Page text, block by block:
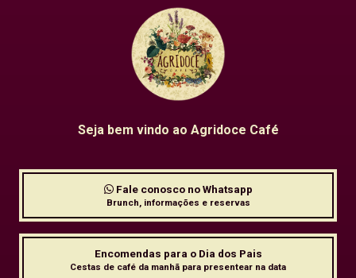
Seja bem vindo ao Agridoce Café
Fale conosco no Whatsapp
Brunch, informações e reservas
Encomendas para o Dia dos Pais
Cestas de café da manhã para presentear na data